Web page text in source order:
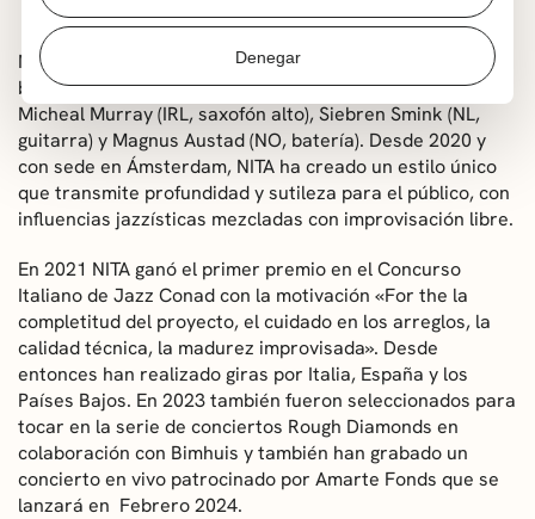
Denegar
NITA, grupo internacional liderado por Anja Gottberg (SE,
bajo, composiciones), Antonio Moreno (ES, trompeta),
Micheal Murray (IRL, saxofón alto), Siebren Smink (NL,
guitarra) y Magnus Austad (NO, batería). Desde 2020 y
con sede en Ámsterdam, NITA ha creado un estilo único
que transmite profundidad y sutileza para el público, con
influencias jazzísticas mezcladas con improvisación libre.
En 2021 NITA ganó el primer premio en el Concurso
Italiano de Jazz Conad con la motivación «For the la
completitud del proyecto, el cuidado en los arreglos, la
calidad técnica, la madurez improvisada». Desde
entonces han realizado giras por Italia, España y los
Países Bajos. En 2023 también fueron seleccionados para
tocar en la serie de conciertos Rough Diamonds en
colaboración con Bimhuis y también han grabado un
concierto en vivo patrocinado por Amarte Fonds que se
lanzará en Febrero 2024.